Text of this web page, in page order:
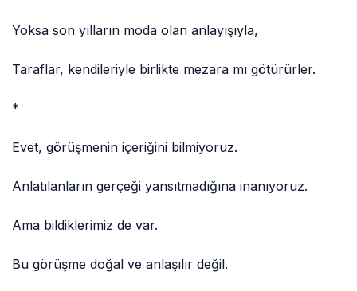
Yoksa son yılların moda olan anlayışıyla,
Taraflar, kendileriyle birlikte mezara mı götürürler.
*
Evet, görüşmenin içeriğini bilmiyoruz.
Anlatılanların gerçeği yansıtmadığına inanıyoruz.
Ama bildiklerimiz de var.
Bu görüşme doğal ve anlaşılır değil.